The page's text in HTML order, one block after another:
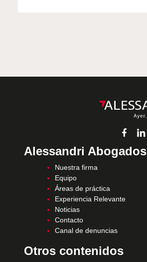
Alessandri Abogados
Nuestra firma
Equipo
Áreas de práctica
Experiencia Relevante
Noticias
Contacto
Canal de denuncias
Otros contenidos